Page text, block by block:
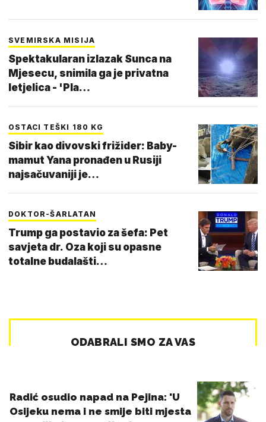
SVEMIRSKA MISIJA
Spektakularan izlazak Sunca na
Mjesecu, snimila ga je privatna
letjelica - 'Pla…
OSTACI TEŠKI 180 KG
Sibir kao divovski frižider: Baby-
mamut Yana pronađen u Rusiji
najsačuvaniji je…
DOKTOR-ŠARLATAN
Trump ga postavio za šefa: Pet
savjeta dr. Oza koji su opasne
totalne budalašti…